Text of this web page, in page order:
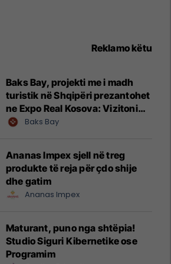
Reklamo këtu
Baks Bay, projekti me i madh
turistik në Shqipëri prezantohet
ne Expo Real Kosova: Vizitoni
shtandin dhe zbuloni
Baks Bay
Ananas Impex sjell në treg
produkte të reja për çdo shije
dhe gatim
Ananas Impex
Maturant, puno nga shtëpia!
Studio Siguri Kibernetike ose
Programim